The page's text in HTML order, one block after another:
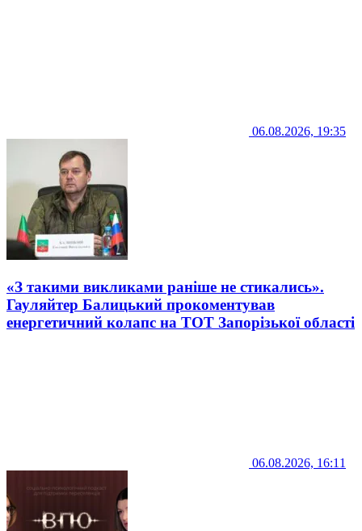
06.08.2026, 19:35
«З такими викликами раніше не стикались».
Гауляйтер Балицький прокоментував
енергетичний колапс на ТОТ Запорізької області
06.08.2026, 16:11